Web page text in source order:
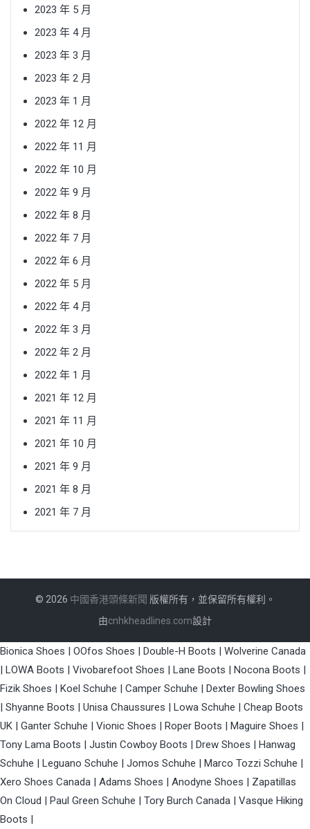
2023 年 5 月
2023 年 4 月
2023 年 3 月
2023 年 2 月
2023 年 1 月
2022 年 12 月
2022 年 11 月
2022 年 10 月
2022 年 9 月
2022 年 8 月
2022 年 7 月
2022 年 6 月
2022 年 5 月
2022 年 4 月
2022 年 3 月
2022 年 2 月
2022 年 1 月
2021 年 12 月
2021 年 11 月
2021 年 10 月
2021 年 9 月
2021 年 8 月
2021 年 7 月
© 2026 中國香港頭條新聞 版權所有，並保留所有權利。
由cnhkheadlines.com設計
Bionica Shoes | OOfos Shoes | Double-H Boots | Wolverine Canada
| LOWA Boots | Vivobarefoot Shoes | Lane Boots | Nocona Boots |
Fizik Shoes | Koel Schuhe | Camper Schuhe | Dexter Bowling Shoes
| Shyanne Boots | Unisa Chaussures | Lowa Schuhe | Cheap Boots
UK | Ganter Schuhe | Vionic Shoes | Roper Boots | Maguire Shoes |
Tony Lama Boots | Justin Cowboy Boots | Drew Shoes | Hanwag
Schuhe | Leguano Schuhe | Jomos Schuhe | Marco Tozzi Schuhe |
Xero Shoes Canada | Adams Shoes | Anodyne Shoes | Zapatillas
On Cloud | Paul Green Schuhe | Tory Burch Canada | Vasque Hiking
Boots |